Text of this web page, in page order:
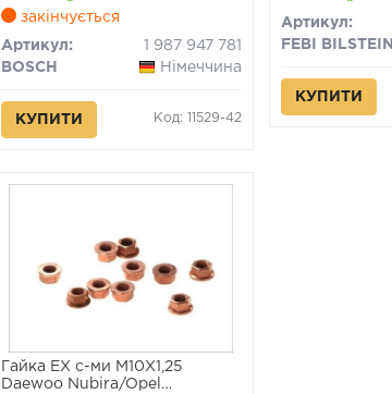
закінчується
Артикул:
1 987 947 781
BOSCH
Німеччина
КУПИТИ Код: 11529-42
Артикул:
FEBI BILSTEIN
КУПИТИ
Гайка EX с-ми M10X1,25
Daewoo Nubira/Opel